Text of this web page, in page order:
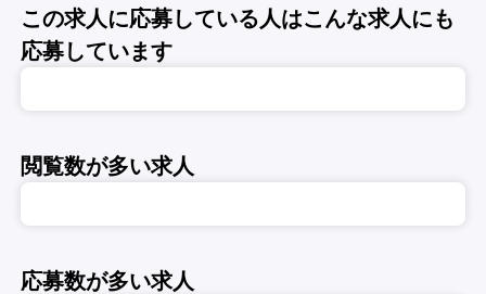
この求人に応募している人はこんな求人にも
応募しています
閲覧数が多い求人
応募数が多い求人